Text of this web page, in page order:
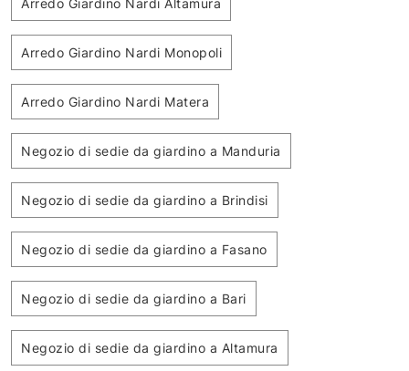
Arredo Giardino Nardi Monopoli
Arredo Giardino Nardi Matera
Negozio di sedie da giardino a Manduria
Negozio di sedie da giardino a Brindisi
Negozio di sedie da giardino a Fasano
Negozio di sedie da giardino a Bari
Negozio di sedie da giardino a Altamura